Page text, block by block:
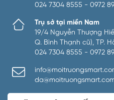
024 7304 8555 - 0972 89
Trụ sở tại miền Nam
19/4 Nguyễn Thượng
Q. Bình Thạnh cũ), TP.
024 7304 8555 - 0972 89